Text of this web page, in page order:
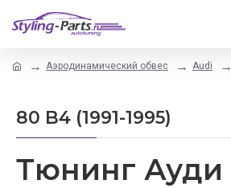
Аэродинамический обвес Audi
80 B4 (1991-1995)
Тюнинг Ауди